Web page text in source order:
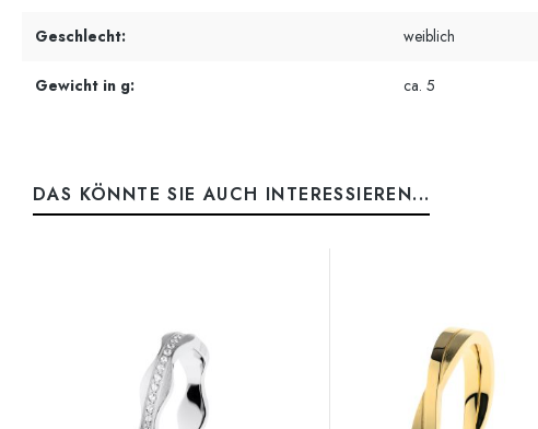
Geschlecht: weiblich
Gewicht in g: ca. 5
DAS KÖNNTE SIE AUCH INTERESSIEREN...